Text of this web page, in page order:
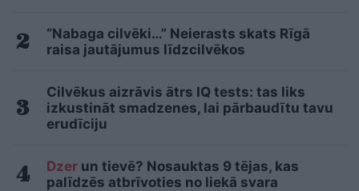
“Nabaga cilvēki…” Neierasts skats Rīgā
raisa jautājumus līdzcilvēkos
Cilvēkus aizrāvis ātrs IQ tests: tas liks
izkustināt smadzenes, lai pārbaudītu tavu
erudīciju
Dzer un tievē? Nosauktas 9 tējas, kas
palīdzēs atbrīvoties no liekā svara